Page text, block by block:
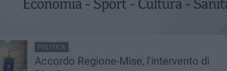
POLITICA
Accordo Regione-Mise, l'intervento di